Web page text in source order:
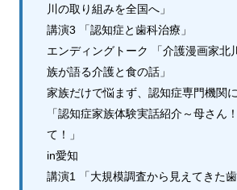
川の取り組みを全国へ」
講演3 「認知症と歯科治療」
エンディングトーク 「介護漫画家北
族が語る介護と食の話」
家族だけで悩まず、認知症専門機関
「認知症家族体験実話紹介～母さん
て！」
in愛知
講演1 「大規模調査から見えてきた